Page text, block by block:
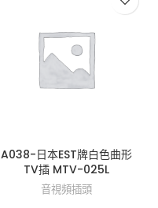
A038-日本EST牌白色曲形
TV插 MTV-025L
音視頻插頭